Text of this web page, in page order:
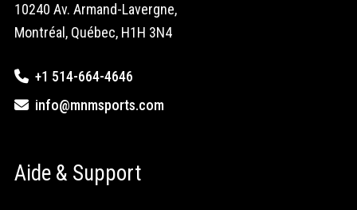
10240 Av. Armand-Lavergne,
Montréal, Québec, H1H 3N4
+1 514-664-4646
info@mnmsports.com
Aide & Support